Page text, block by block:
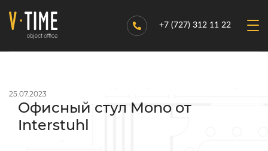
+7 (727) 312 11 22
25.07.2023
Офисный стул Mono от
Interstuhl